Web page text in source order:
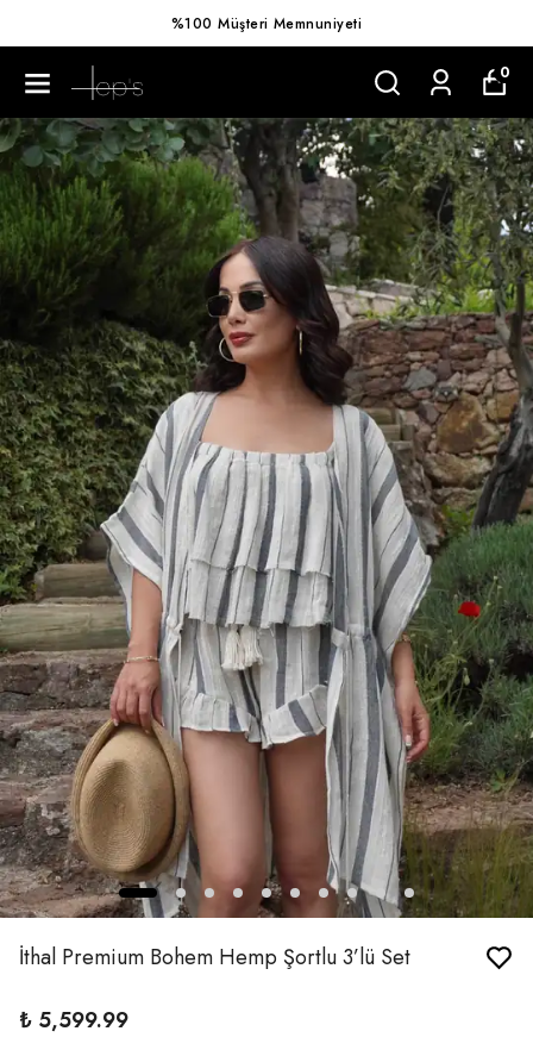
%100 Müşteri Memnuniyeti
0
İthal Premium Bohem Hemp Şortlu 3’lü Set
₺ 5,599.99